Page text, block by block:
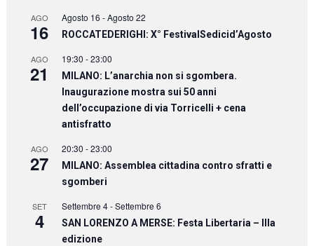
AGO
16
Agosto 16 -Agosto 22
ROCCATEDERIGHI: X° FestivalSedicid’Agosto
AGO
21
19:30 -23:00
MILANO: L’anarchia non si sgombera.
Inaugurazione mostra sui 50 anni
dell’occupazione di via Torricelli + cena
antisfratto
AGO
27
20:30 -23:00
MILANO: Assemblea cittadina contro sfratti e
sgomberi
SET
4
Settembre 4-Settembre 6
SAN LORENZO A MERSE: Festa Libertaria – IIIa
edizione